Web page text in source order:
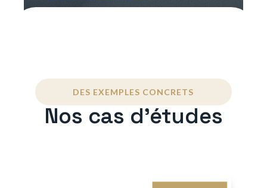
DES EXEMPLES CONCRETS
Nos cas d'études